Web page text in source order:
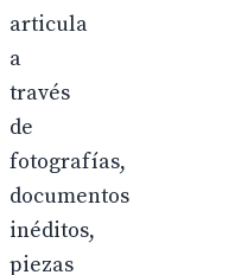
articula
a
través
de
fotografías,
documentos
inéditos,
piezas